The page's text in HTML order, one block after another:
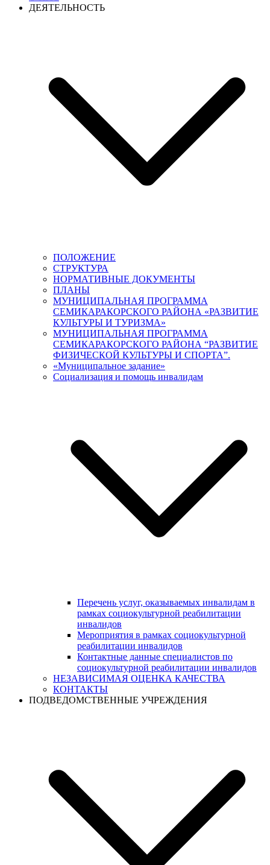
ДЕЯТЕЛЬНОСТЬ
ПОЛОЖЕНИЕ
СТРУКТУРА
НОРМАТИВНЫЕ ДОКУМЕНТЫ
ПЛАНЫ
МУНИЦИПАЛЬНАЯ ПРОГРАММА
СЕМИКАРАКОРСКОГО РАЙОНА «РАЗВИТИЕ
КУЛЬТУРЫ И ТУРИЗМА»
МУНИЦИПАЛЬНАЯ ПРОГРАММА
СЕМИКАРАКОРСКОГО РАЙОНА “РАЗВИТИЕ
ФИЗИЧЕСКОЙ КУЛЬТУРЫ И СПОРТА”.
«Муниципальное задание»
Социализация и помощь инвалидам
Перечень услуг, оказываемых инвалидам в
рамках социокультурной реабилитации
инвалидов
Мероприятия в рамках социокультурной
реабилитации инвалидов
Контактные данные специалистов по
социокультурной реабилитации инвалидов
НЕЗАВИСИМАЯ ОЦЕНКА КАЧЕСТВА
КОНТАКТЫ
ПОДВЕДОМСТВЕННЫЕ УЧРЕЖДЕНИЯ